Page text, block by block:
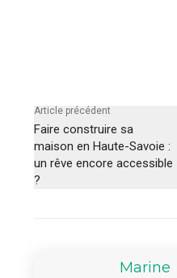
Article précédent
Faire construire sa
maison en Haute-Savoie :
un rêve encore accessible
?
Marine